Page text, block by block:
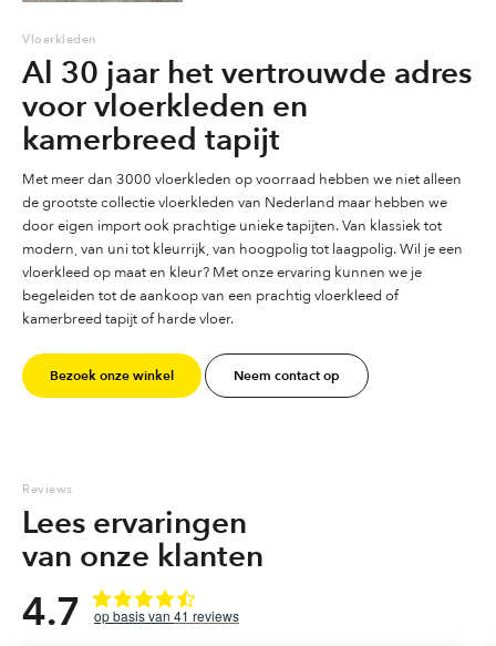
Vloerkleden
Al 30 jaar het vertrouwde adres
voor vloerkleden en
kamerbreed tapijt
Met meer dan 3000 vloerkleden op voorraad hebben we niet alleen
de grootste collectie vloerkleden van Nederland maar hebben we
door eigen import ook prachtige unieke tapijten. Van klassiek tot
modern, van uni tot kleurrijk, van hoogpolig tot laagpolig. Wil je een
vloerkleed op maat en kleur? Met onze ervaring kunnen we je
begeleiden tot de aankoop van een prachtig vloerkleed of
kamerbreed tapijt of harde vloer.
Bezoek onze winkel Neem contact op
Reviews
Lees ervaringen
van onze klanten
4.7 41 reviews